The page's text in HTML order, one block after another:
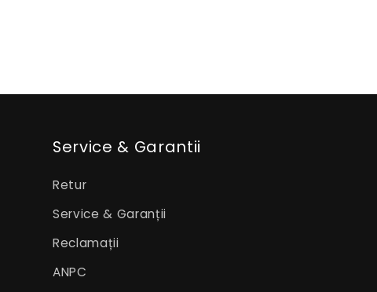
Service & Garantii
Retur
Service & Garanții
Reclamații
ANPC